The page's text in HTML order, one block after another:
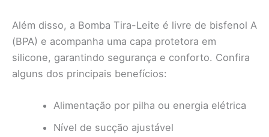
Além disso, a Bomba Tira-Leite é livre de bisfenol A
(BPA) e acompanha uma capa protetora em
silicone, garantindo segurança e conforto. Confira
alguns dos principais benefícios:
Alimentação por pilha ou energia elétrica
Nível de sucção ajustável